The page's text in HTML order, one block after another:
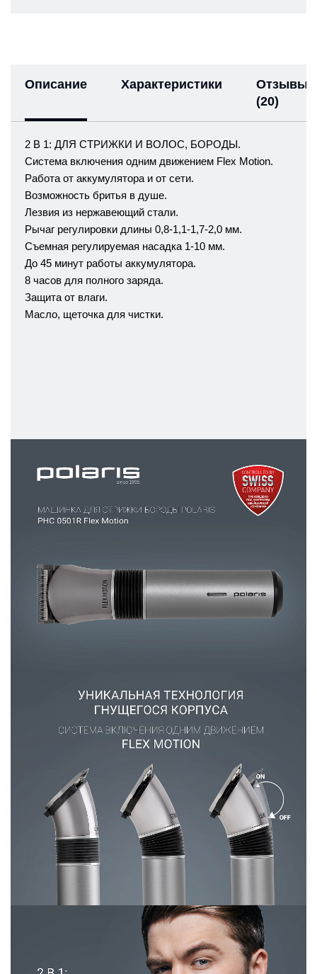
Описание Характеристики
Отзывы
(20)
2 В 1: ДЛЯ СТРИЖКИ И ВОЛОС, БОРОДЫ.
Система включения одним движением Flex Motion.
Работа от аккумулятора и от сети.
Возможность бритья в душе.
Лезвия из нержавеющий стали.
Рычаг регулировки длины 0,8-1,1-1,7-2,0 мм.
Съемная регулируемая насадка 1-10 мм.
До 45 минут работы аккумулятора.
8 часов для полного заряда.
Защита от влаги.
Масло, щеточка для чистки.